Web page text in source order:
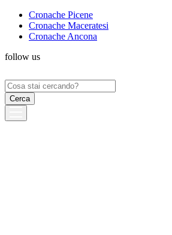
Cronache Picene
Cronache Maceratesi
Cronache Ancona
follow us
Ricerca
per: